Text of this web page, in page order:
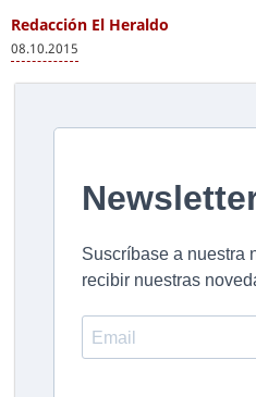
Redacción El Heraldo
08.10.2015